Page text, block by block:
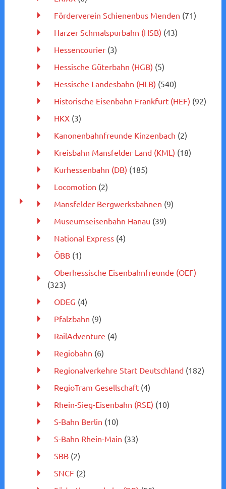
Förderverein Schienenbus Menden (71)
Harzer Schmalspurbahn (HSB) (43)
Hessencourier(3)
Hessische Güterbahn (HGB) (5)
Hessische Landesbahn (HLB) (540)
Historische Eisenbahn Frankfurt (HEF) (92)
HKX(3)
Kanonenbahnfreunde Kinzenbach (2)
Kreisbahn Mansfelder Land (KML) (18)
Kurhessenbahn (DB) (185)
Locomotion (2)
Mansfelder Bergwerksbahnen (9)
Museumseisenbahn Hanau (39)
National Express(4)
ÖBB(1)
Oberhessische Eisenbahnfreunde (OEF)
(323)
ODEG (4)
Pfalzbahn (9)
RailAdventure (4)
Regiobahn (6)
Regionalverkehre Start Deutschland(182)
RegioTram Gesellschaft(4)
Rhein-Sieg-Eisenbahn (RSE) (10)
S-Bahn Berlin (10)
S-Bahn Rhein-Main (33)
SBB(2)
SNCF (2)